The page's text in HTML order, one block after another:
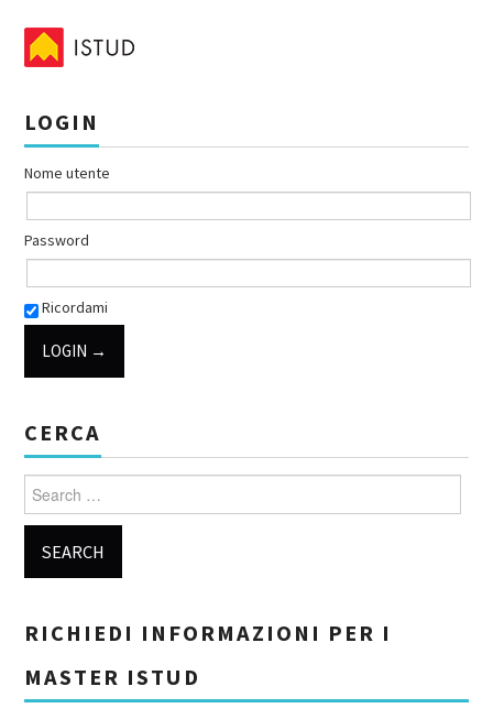
LOGIN
Nome utente
Password
Ricordami
CERCA
Search for:
RICHIEDI INFORMAZIONI PER I
MASTER ISTUD